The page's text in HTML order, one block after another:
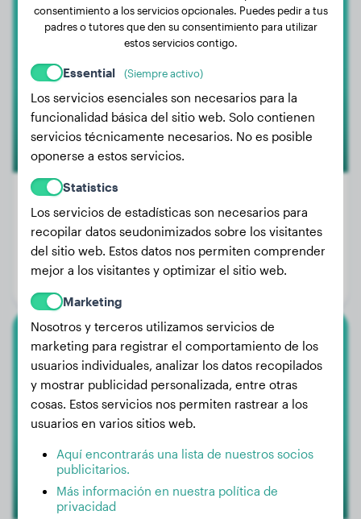
Charlie
Peso:
9 kg
Edad:
1 año, 1 mes
Teckel
Lily
consentimiento a los servicios opcionales. Puedes pedir a tus
padres o tutores que den su consentimiento para utilizar
estos servicios contigo.
Essential (Siempre activo)
Los servicios esenciales son necesarios para la
funcionalidad básica del sitio web. Solo contienen
servicios técnicamente necesarios. No es posible
oponerse a estos servicios.
Statistics
Los servicios de estadísticas son necesarios para
recopilar datos seudonimizados sobre los visitantes
del sitio web. Estos datos nos permiten comprender
mejor a los visitantes y optimizar el sitio web.
Marketing
Nosotros y terceros utilizamos servicios de
marketing para registrar el comportamiento de los
usuarios individuales, analizar los datos recopilados
y mostrar publicidad personalizada, entre otras
cosas. Estos servicios nos permiten rastrear a los
usuarios en varios sitios web.
Aquí encontrarás una lista de nuestros socios
publicitarios.
Más información en nuestra política de
privacidad